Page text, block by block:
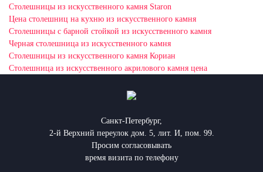
Столешницы из искусственного камня Staron
Цена столешниц на кухню из искусственного камня
Столешницы с барной стойкой из искусственного камня
Черная столешница из искусственного камня
Столешницы из искусственного камня Кориан
Столешница из искусственного акрилового камня цена
Санкт-Петербург,
2-й Верхний переулок дом. 5, лит. И, пом. 99.
Просим согласовывать
время визита по телефону